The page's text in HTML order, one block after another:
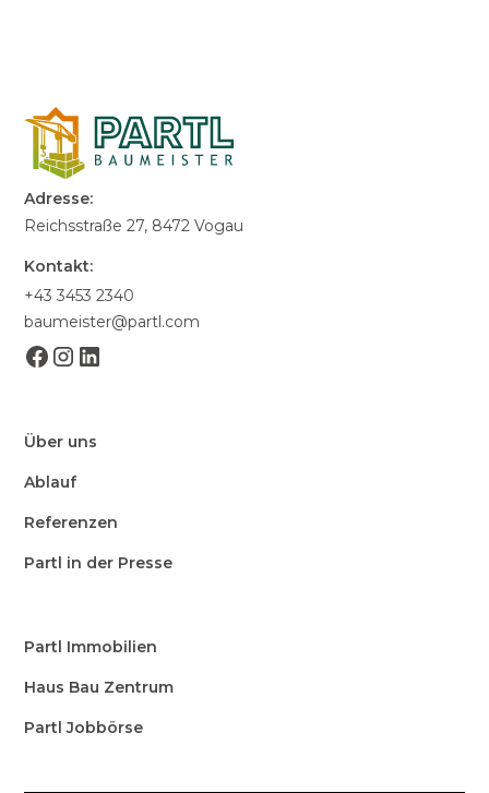
Adresse:
Reichsstraße 27, 8472 Vogau
Kontakt:
+43 3453 2340
baumeister@partl.com
Über uns
Ablauf
Referenzen
Partl in der Presse
Partl Immobilien
Haus Bau Zentrum
Partl Jobbörse